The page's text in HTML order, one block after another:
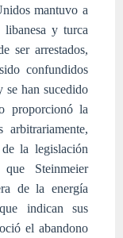
mantuvo a
libanesa y turca
ser arrestados,
confundidos
se han sucedido
proporcionó la
arbitrariamente,
la legislación
Steinmeier
de la energía
indican sus
el abandono